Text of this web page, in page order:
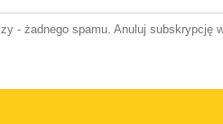
- żadnego spamu. Anuluj subskrypcję